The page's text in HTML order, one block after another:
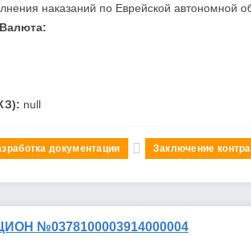
наказаний по Еврейской автономной
Валюта:
null
документации Заключение
№0378100003914000004